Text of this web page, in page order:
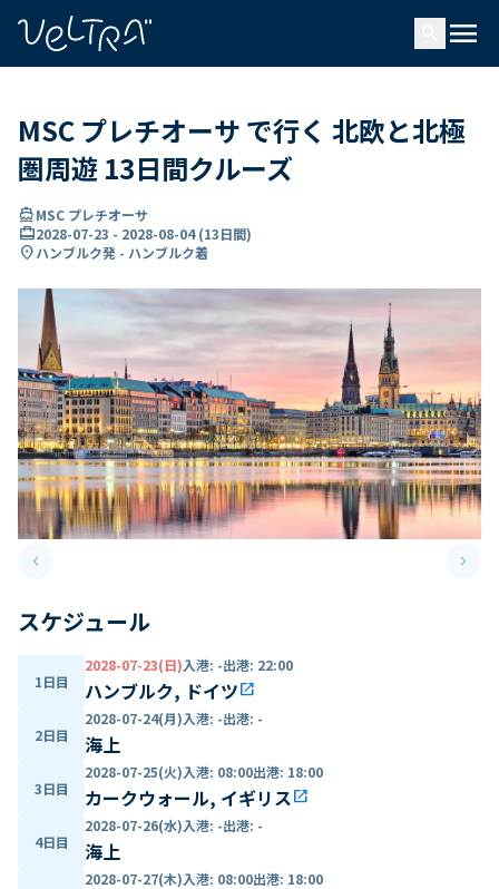
menu
MSC プレチオーサ で行く 北欧と北極
圏周遊 13日間クルーズ
directions_boatMSC プレチオーサ
card_travel2028-07-23 - 2028-08-04(13日間)
location_onハンブルク発 - ハンブルク着
keyboard_arrow_leftPrevious slide keyboard_arrow_right
スケジュール
1日目
2028-07-23(日)入港: -出港: 22:00
ハンブルク, ドイツopen_in_new
2日目
2028-07-24(月)入港: -出港: -
海上
3日目
2028-07-25(火)入港: 08:00出港: 18:00
カークウォール, イギリスopen_in_new
4日目
2028-07-26(水)入港: -出港: -
海上
2028-07-27(木)入港: 08:00出港: 18:00